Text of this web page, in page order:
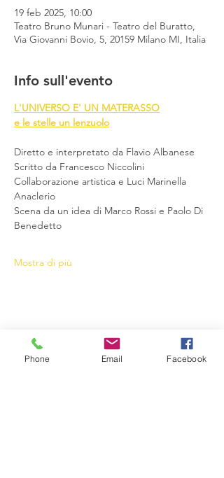
19 feb 2025, 10:00
Teatro Bruno Munari - Teatro del Buratto,
Via Giovanni Bovio, 5, 20159 Milano MI, Italia
Info sull'evento
L'UNIVERSO E' UN MATERASSO
e le stelle un lenzuolo
Diretto e interpretato da Flavio Albanese
Scritto da Francesco Niccolini
Collaborazione artistica e Luci Marinella
Anaclerio
Scena da un idea di Marco Rossi e Paolo Di
Benedetto
Mostra di più
Condividi questo evento
Phone Email Facebook